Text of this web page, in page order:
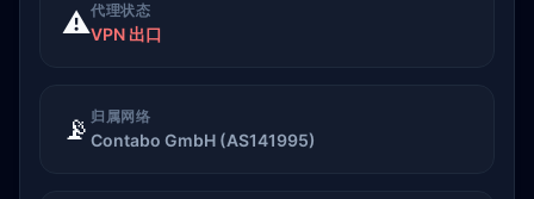
⚠️代理状态
VPN 出口
📡 归属网络
Contabo GmbH (AS141995)